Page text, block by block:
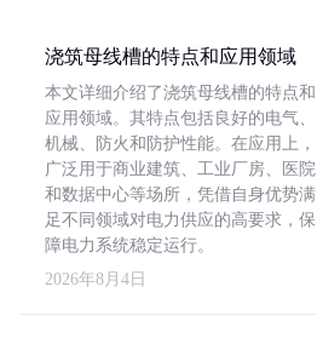
浇筑母线槽的特点和应用领域
本文详细介绍了浇筑母线槽的特点和
应用领域。其特点包括良好的电气、
机械、防火和防护性能。在应用上，
广泛用于商业建筑、工业厂房、医院
和数据中心等场所，凭借自身优势满
足不同领域对电力供应的高要求，保
障电力系统稳定运行。
2026年8月4日